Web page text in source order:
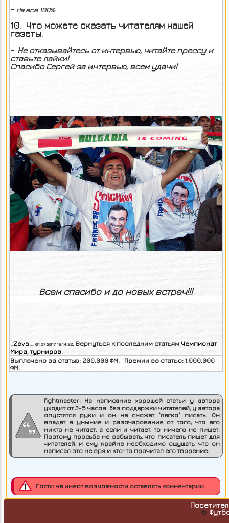
- На все 100%
10. Что можете сказать читателям нашей
газеты.
- Не отказывайтесь от интервью, читайте прессу и
ставьте лайки!
Спасибо Сергей за интервью, всем удачи!
Всем спасибо и до новых встреч!!!
_Zevs_, 01 07 2017 19:14:22. Вернуться к последним статьям Чемпионат
Мира,турниров.
Выплачено за статью: 200,000ФМ. Премии за статью:1,000,000
ФМ.
fightmaster:На написание хорошей статьи у автора
уходит от 3-5 часов. Без поддержки читателей, у автора
опустятся руки и он не сможет "легко" писать. Он
впадет в уныние и разочарование от того, что его
никто не читает, а если и читает, то ничего не пишет.
Поэтому просьба не забывать, что писатель пишет для
читателей, и ему крайне необходимо ощущать, что он
написал это не зря и кто-то прочитал его творение.
Гости не имеют возможности оставлять комментарии.
©